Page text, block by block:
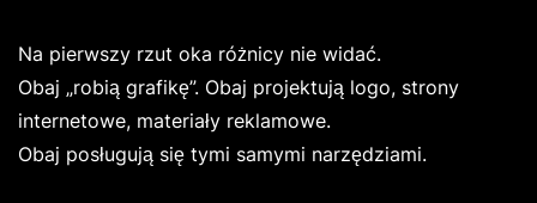
Na pierwszy rzut oka różnicy nie widać.
Obaj „robią grafikę”. Obaj projektują logo, strony
internetowe, materiały reklamowe.
Obaj posługują się tymi samymi narzędziami.